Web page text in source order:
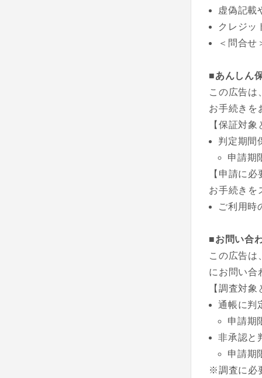
虚偽記載
クレジッ
＜問合せ
■あんしん
この広告は
お手続きを
【保証対
判定期間
申請期
【申請に
お手続きを
ご利用時
■お問い合
この広告は
にお問い合
【調査対
通帳に判
申請期
非承認と
申請期
※調査に必